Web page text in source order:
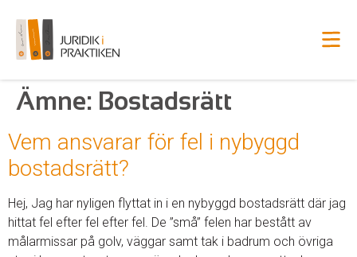
Ämne: Bostadsrätt
Vem ansvarar för fel i nybyggd
bostadsrätt?
Hej, Jag har nyligen flyttat in i en nybyggd bostadsrätt där jag
hittat fel efter fel efter fel. De ”små” felen har bestått av
målarmissar på golv, väggar samt tak i badrum och övriga